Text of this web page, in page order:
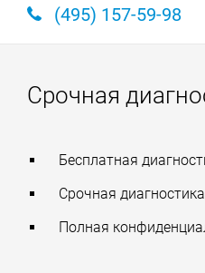
(495) 157-59-98
Срочная
Бесплатная
Срочная
Полная